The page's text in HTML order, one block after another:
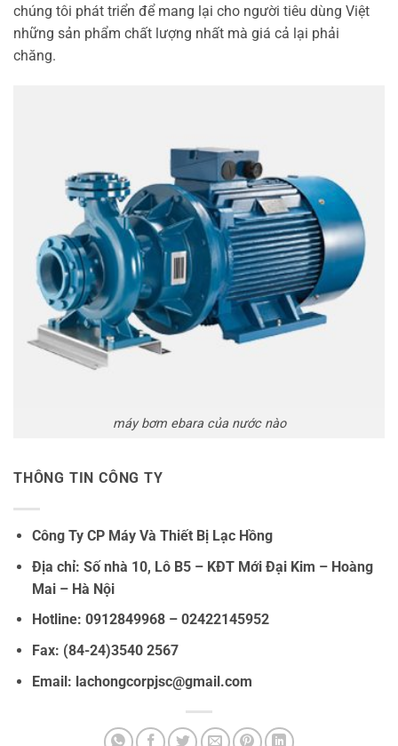
chúng tôi phát triển để mang lại cho người tiêu dùng Việt
những sản phẩm chất lượng nhất mà giá cả lại phải
chăng.
máy bơm ebara của nước nào
THÔNG TIN CÔNG TY
Công Ty CP Máy Và Thiết Bị Lạc Hồng
Địa chỉ: Số nhà 10, Lô B5 – KĐT Mới Đại Kim – Hoàng
Mai – Hà Nội
Hotline: 0912849968 – 02422145952
Fax: (84-24)3540 2567
Email: lachongcorpjsc@gmail.com